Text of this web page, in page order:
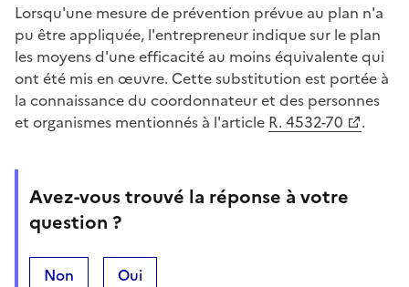
Lorsqu'une mesure de prévention prévue au plan n'a
pu être appliquée, l'entrepreneur indique sur le plan
les moyens d'une efficacité au moins équivalente qui
ont été mis en œuvre. Cette substitution est portée à
la connaissance du coordonnateur et des personnes
et organismes mentionnés à l'article R. 4532-70 .
Avez-vous trouvé la réponse à votre
question ?
Non Oui